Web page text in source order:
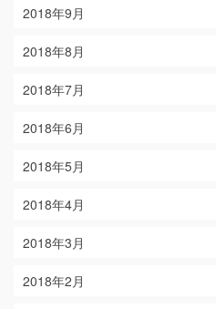
2018年9月
2018年8月
2018年7月
2018年6月
2018年5月
2018年4月
2018年3月
2018年2月